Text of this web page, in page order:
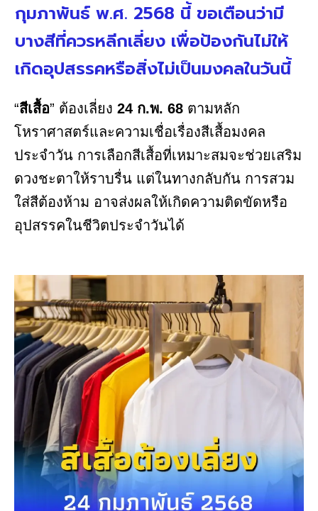
กุมภาพันธ์ พ.ศ. 2568 นี้ ขอเตือนว่ามี
บางสีที่ควรหลีกเลี่ยง เพื่อป้องกันไม่ให้
เกิดอุปสรรคหรือสิ่งไม่เป็นมงคลในวันนี้
“สีเสื้อ” ต้องเลี่ยง 24 ก.พ. 68 ตามหลัก
โหราศาสตร์และความเชื่อเรื่องสีเสื้อมงคล
ประจำวัน การเลือกสีเสื้อที่เหมาะสมจะช่วยเสริม
ดวงชะตาให้ราบรื่น แต่ในทางกลับกัน การสวม
ใส่สีต้องห้าม อาจส่งผลให้เกิดความติดขัดหรือ
อุปสรรคในชีวิตประจำวันได้